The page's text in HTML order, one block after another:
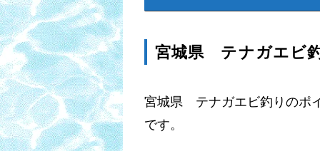
宮城県 テナガエビ
宮城県 テナガエビ釣りの
です。